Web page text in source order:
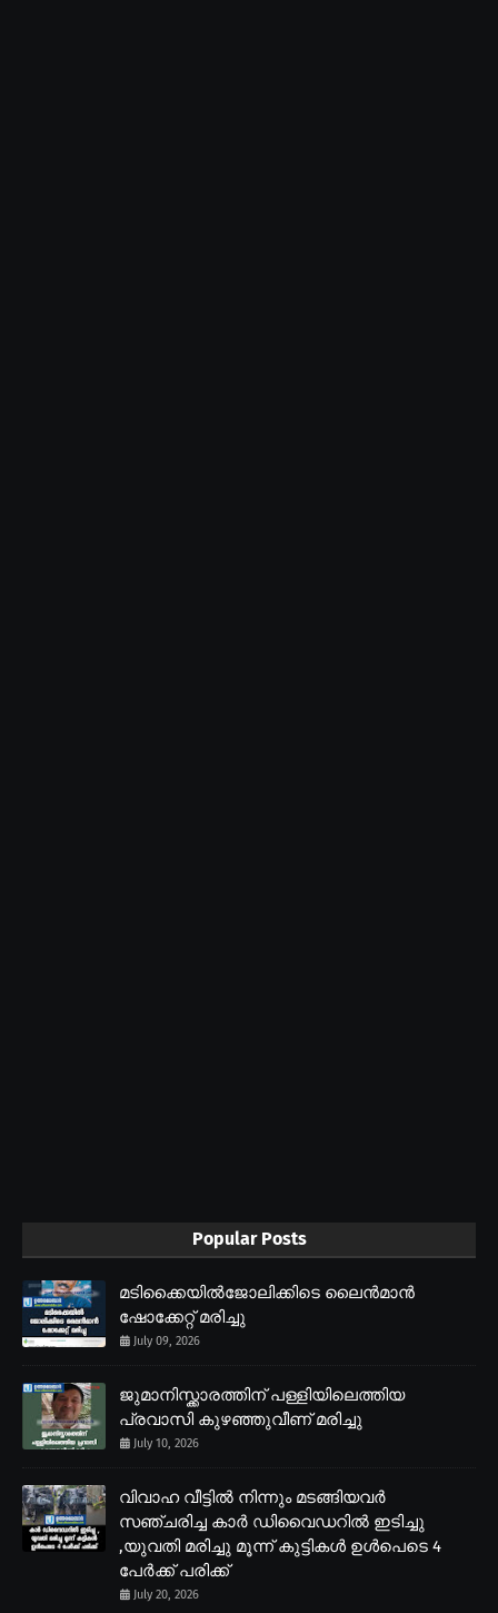
Popular Posts
മടിക്കൈയിൽജോലിക്കിടെ ലൈൻമാൻ
ഷോക്കേറ്റ് മരിച്ചു
July 09, 2026
ജുമാനിസ്ക്കാരത്തിന് പള്ളിയിലെത്തിയ
പ്രവാസി കുഴഞ്ഞുവീണ് മരിച്ചു
July 10, 2026
വിവാഹ വീട്ടിൽ നിന്നും മടങ്ങിയവർ
സഞ്ചരിച്ച കാർ ഡിവൈഡറിൽ ഇടിച്ചു
,യുവതി മരിച്ചു മൂന്ന് കുട്ടികൾ ഉൾപെടെ 4
പേർക്ക് പരിക്ക്
July 20, 2026